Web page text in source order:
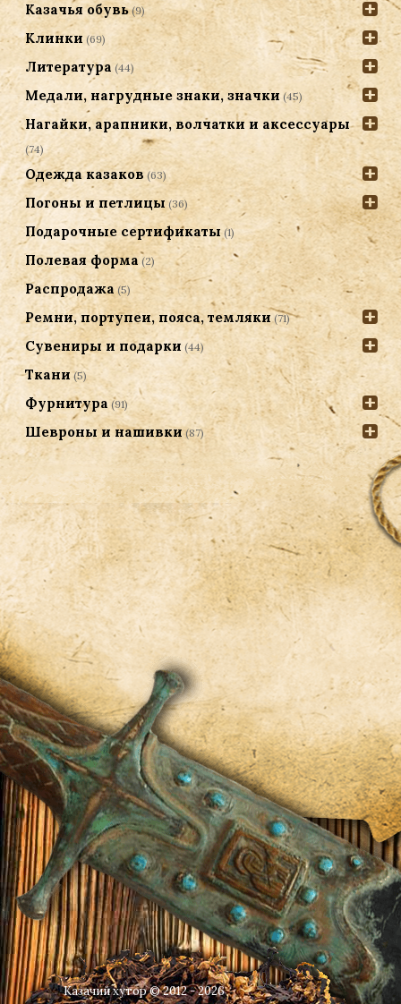
Казачья обувь (9)
Клинки (69)
Литература (44)
Медали, нагрудные знаки, значки (45)
Нагайки, арапники, волчатки и аксессуары
(74)
Одежда казаков (63)
Погоны и петлицы (36)
Подарочные сертификаты (1)
Полевая форма (2)
Распродажа (5)
Ремни, портупеи, пояса, темляки (71)
Сувениры и подарки (44)
Ткани (5)
Фурнитура (91)
Шевроны и нашивки (87)
Казачий хутор © 2012 - 2026